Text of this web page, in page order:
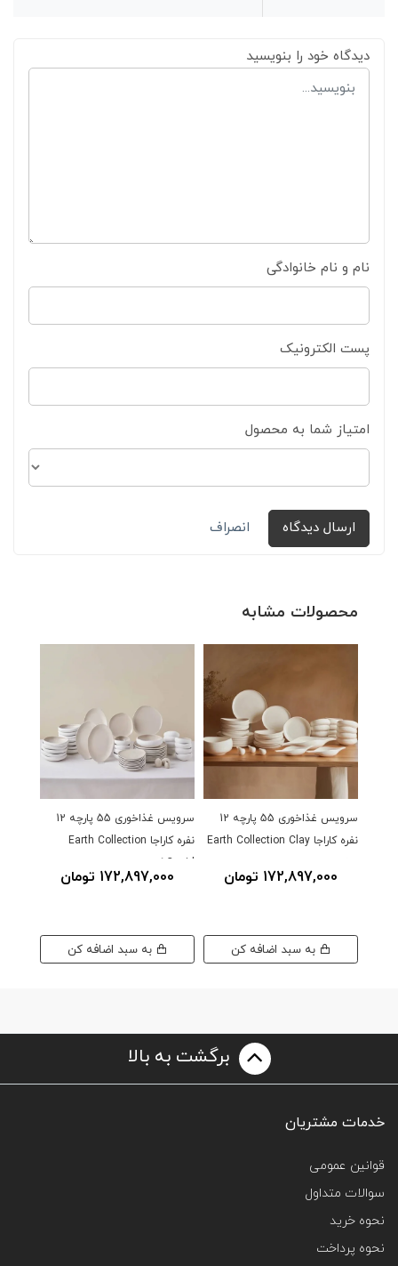
دیدگاه خود را بنویسید
نام و نام خانوادگی
پست الکترونیک
امتیاز شما به محصول
ارسال دیدگاه انصراف
محصولات مشابه
سرویس غذاخوری 55 پارچه 12
نفره کاراجا Earth Collection Clay
172,897,000 تومان
سرویس غذاخوری 55 پارچه 12
نفره کاراجا Earth Collection
Cupid کرم
172,897,000 تومان
برگشت به بالا
خدمات مشتریان
قوانین عمومی
سوالات متداول
نحوه خرید
نحوه پرداخت